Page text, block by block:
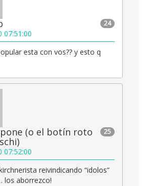
24
07:51:00
esta con vos?? y esto q
25
(o el botín roto
07:52:00
reivindicando “idolos”
los aborrezco!